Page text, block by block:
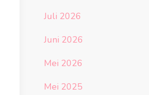
Juli 2026
Juni 2026
Mei 2026
Mei 2025